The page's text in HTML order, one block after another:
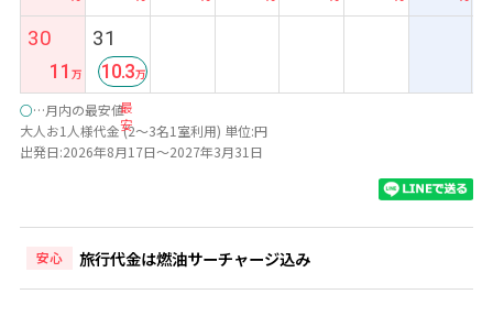
30
11
31
最
安
10.3
○…月内の最安値
大人お1人様代金 (2～3名1室利用) 単位:円
出発日:2026年8月17日～2027年3月31日
安心 旅行代金は燃油サーチャージ込み